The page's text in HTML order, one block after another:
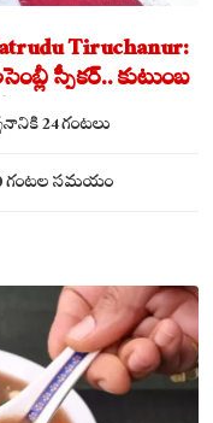
Tiruchanur:
స్పీకర్.. కుటుంబ
24 గంటలు
గంటల సమయం